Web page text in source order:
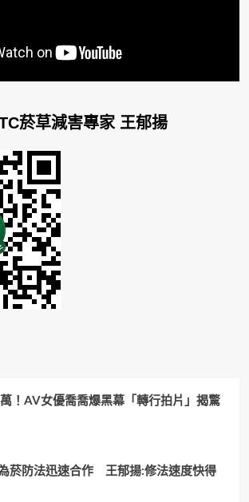
菸草減害專家 王郁揚
！AV女優喬喬爆黑幕「轉行拍片」揭驚
菸防法迅速合作 王郁揚:修法速度快得